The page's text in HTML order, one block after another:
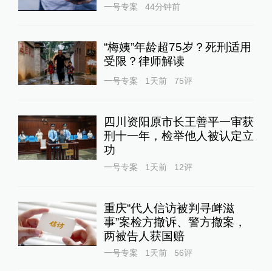
一号专案 44分钟前
“梅姨”年龄超75岁？死刑适用
受限？律师解读
一号专案 1天前 75评
四川资阳原市长王善平一审获
刑十一年，检举他人被认定立
功
一号专案 1天前 12评
重庆“代人信访被判寻衅滋
事”案检方撤诉、警方撤案，
两被告人获国赔
一号专案 1天前 56评